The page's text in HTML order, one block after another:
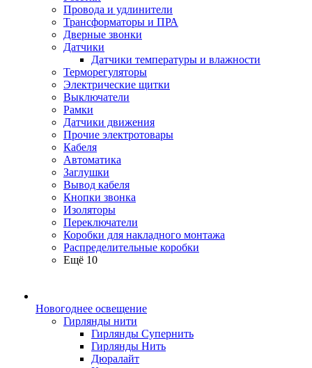
Провода и удлинители
Трансформаторы и ПРА
Дверные звонки
Датчики
Датчики температуры и влажности
Терморегуляторы
Электрические щитки
Выключатели
Рамки
Датчики движения
Прочие электротовары
Кабеля
Автоматика
Заглушки
Вывод кабеля
Кнопки звонка
Изоляторы
Переключатели
Коробки для накладного монтажа
Распределительные коробки
Ещё 10
Новогоднее освещение
Гирлянды нити
Гирлянды Супернить
Гирлянды Нить
Дюралайт